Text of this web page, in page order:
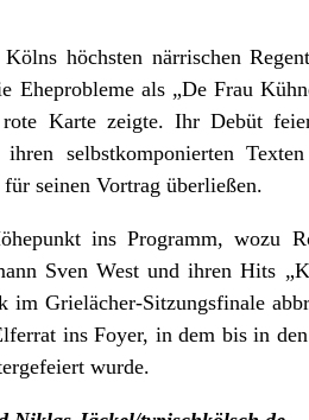
höchsten närrischen
als „De Frau
Karte zeigte. Ihr Debüt
selbstkomponierten
seinen Vortrag überließen.
ins Programm, wozu
Sven West und ihren Hits
Grielächer-Sitzungsfinale
ins Foyer, in dem bis in
wurde.